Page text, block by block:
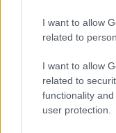
I want to allow
related to
I want to allow
related to
functionality
user protection.
AUTORE
casual e
quando
Stadio